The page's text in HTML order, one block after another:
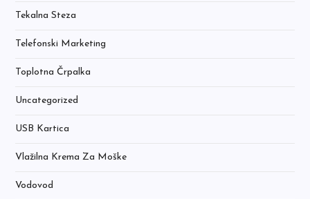
Tekalna Steza
Telefonski Marketing
Toplotna Črpalka
Uncategorized
USB Kartica
Vlažilna Krema Za Moške
Vodovod